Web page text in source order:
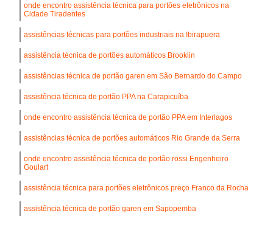
onde encontro assistência técnica para portões eletrônicos na
Cidade Tiradentes
assistências técnicas para portões industriais na Ibirapuera
assistência técnica de portões automáticos Brooklin
assistências técnica de portão garen em São Bernardo do Campo
assistência técnica de portão PPA na Carapicuíba
onde encontro assistência técnica de portão PPA em Interlagos
assistências técnica de portões automáticos Rio Grande da Serra
onde encontro assistência técnica de portão rossi Engenheiro
Goulart
assistência técnica para portões eletrônicos preço Franco da Rocha
assistência técnica de portão garen em Sapopemba